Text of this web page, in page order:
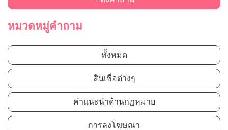
หมวดหมู่คำถาม
ทั้งหมด
สินเชื่อต่างๆ
คำแนะนำด้านกฏหมาย
การลงโฆษณา